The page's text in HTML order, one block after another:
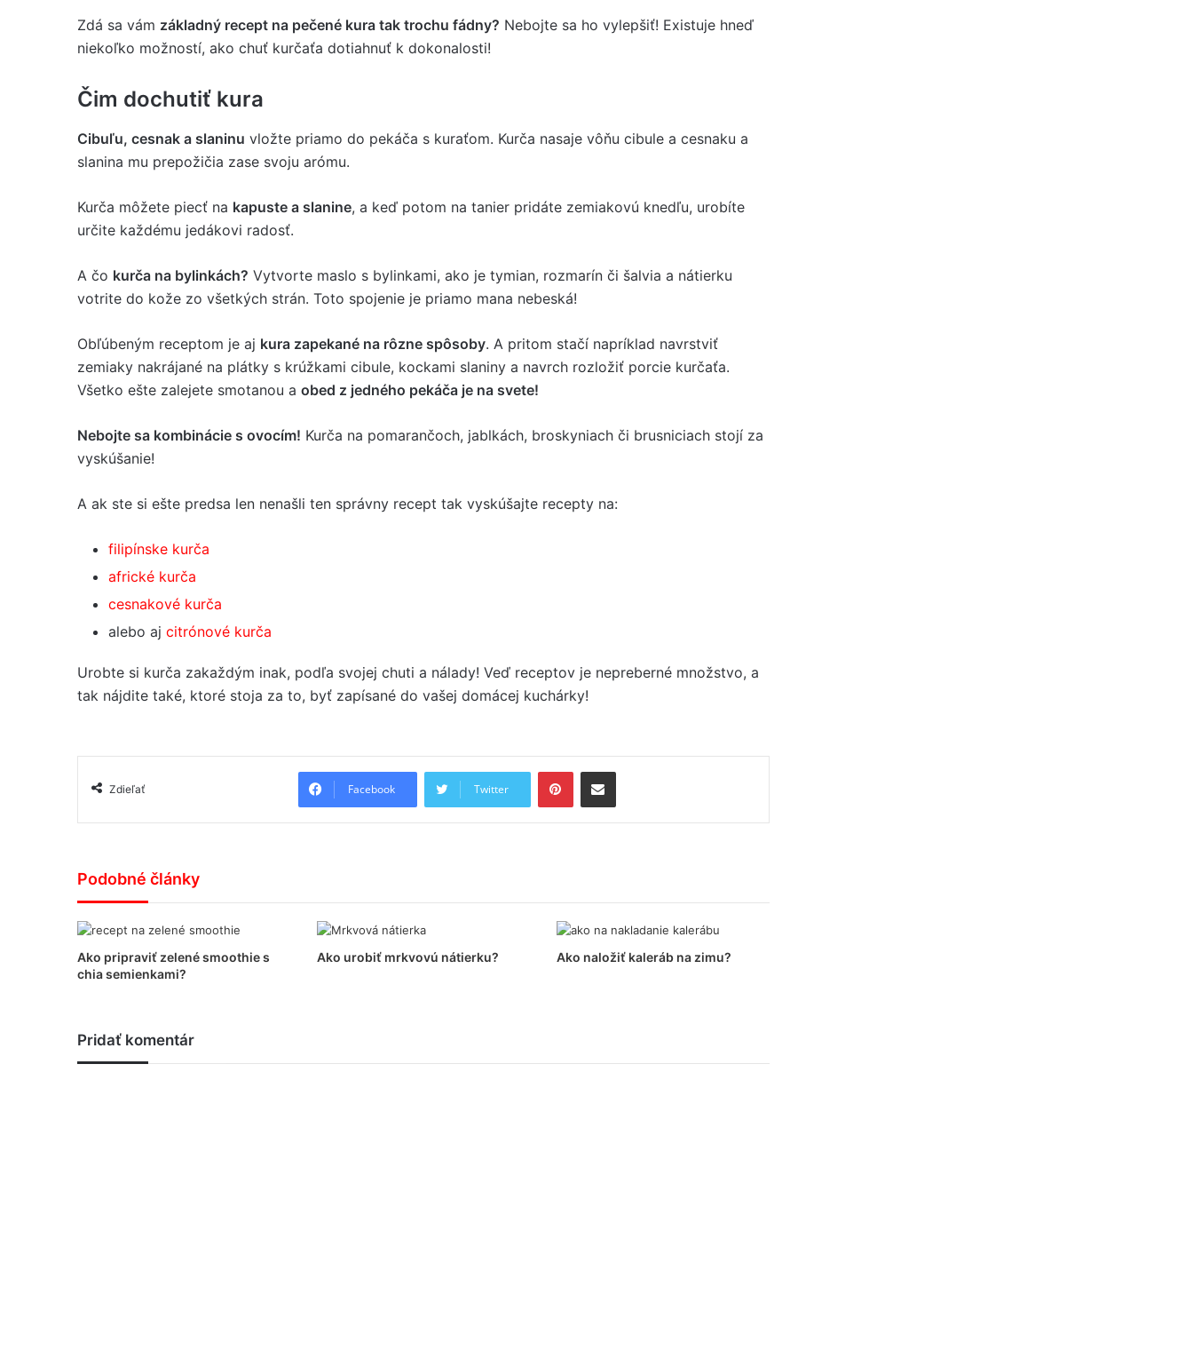
Zdá sa vám základný recept na pečené kura tak trochu fádny? Nebojte sa ho vylepšiť! Existuje hneď
niekoľko možností, ako chuť kurčaťa dotiahnuť k dokonalosti!
Čim dochutiť kura
Cibuľu, cesnak a slaninu vložte priamo do pekáča s kuraťom. Kurča nasaje vôňu cibule a cesnaku a
slanina mu prepožičia zase svoju arómu.
Kurča môžete piecť na kapuste a slanine, a keď potom na tanier pridáte zemiakovú knedľu, urobíte
určite každému jedákovi radosť.
A čo kurča na bylinkách? Vytvorte maslo s bylinkami, ako je tymian, rozmarín či šalvia a nátierku
votrite do kože zo všetkých strán. Toto spojenie je priamo mana nebeská!
Obľúbeným receptom je aj kura zapekané na rôzne spôsoby. A pritom stačí napríklad navrstviť
zemiaky nakrájané na plátky s krúžkami cibule, kockami slaniny a navrch rozložiť porcie kurčaťa.
Všetko ešte zalejete smotanou a obed z jedného pekáča je na svete!
Nebojte sa kombinácie s ovocím! Kurča na pomarančoch, jablkách, broskyniach či brusniciach stojí za
vyskúšanie!
A ak ste si ešte predsa len nenašli ten správny recept tak vyskúšajte recepty na:
filipínske kurča
africké kurča
cesnakové kurča
alebo aj citrónové kurča
Urobte si kurča zakaždým inak, podľa svojej chuti a nálady! Veď receptov je nepreberné množstvo, a
tak nájdite také, ktoré stoja za to, byť zapísané do vašej domácej kuchárky!
Zdieľať Facebook Twitter
PinterestShare via Email
Podobné články
Ako pripraviť zelené smoothie s
chia semienkami?
Ako urobiť mrkvovú nátierku? Ako naložiť kaleráb na zimu?
Pridať komentár